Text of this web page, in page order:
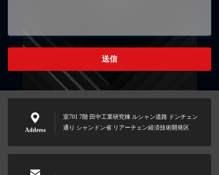
送信
Address
室701 7階 田中工業研究棟 ルシャン道路 ドンチェン
通り シャンドン省 リアーチェン経済技術開発区